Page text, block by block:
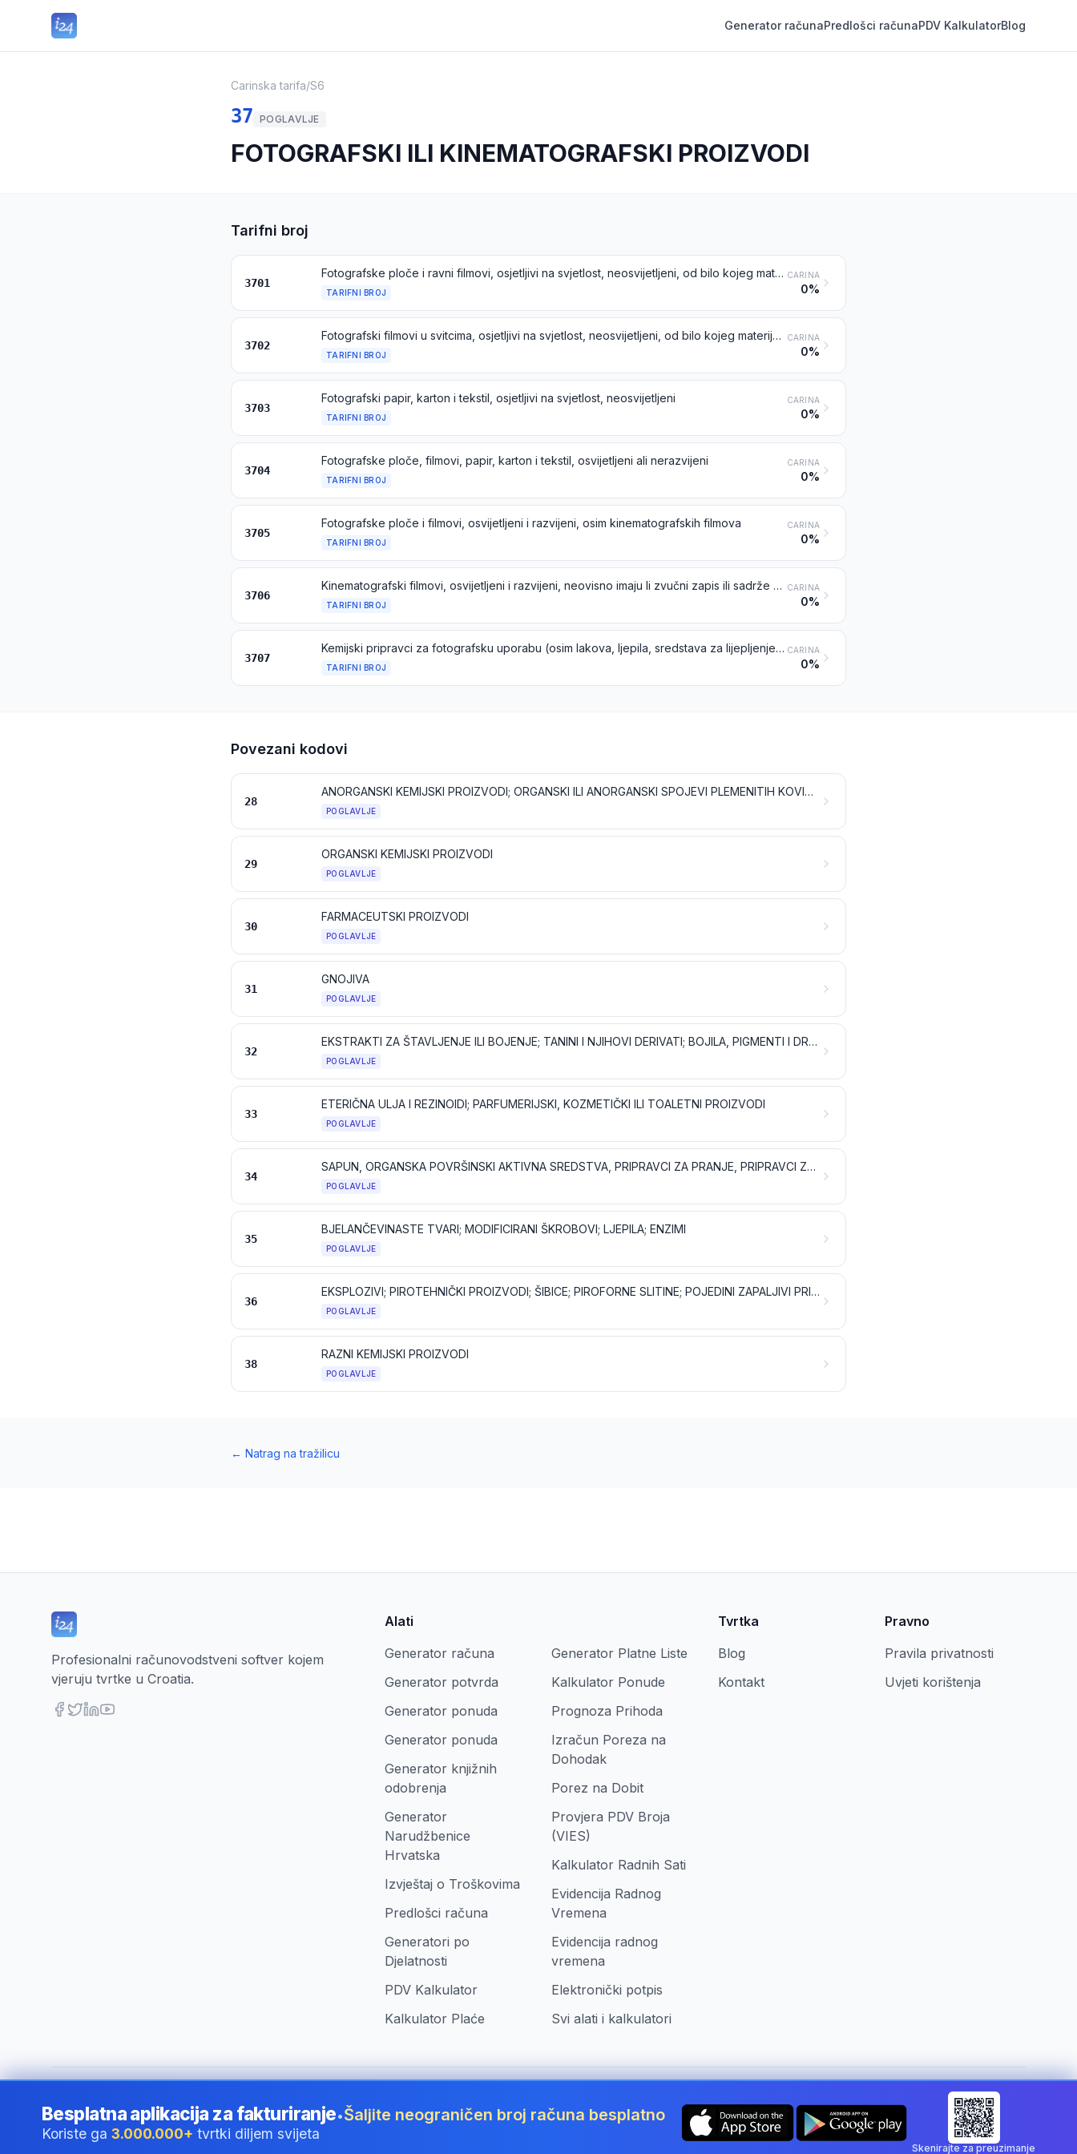
Generator računaPredlošci računaPDV KalkulatorBlog
Carinska tarifa/S6
37 POGLAVLJE
FOTOGRAFSKI ILI KINEMATOGRAFSKI PROIZVODI
Tarifni broj
3701
Fotografske ploče i ravni filmovi, osjetljivi na svjetlost, neosvijetljeni, od bilo kojeg materijala osim od papira, kartona ili tekstila; ravni filmovi za trenutnu (brzu) fotografiju, osjetljivi na svjetlost, neosvijetljeni, neovisno jesu li u kasetama ili ne
TARIFNI BROJ
CARINA
0%
3702
Fotografski filmovi u svitcima, osjetljivi na svjetlost, neosvijetljeni, od bilo kojeg materijala osim od papira, kartona ili tekstila; filmovi u svitcima za trenutne (brze) fotografije, osjetljivi na svjetlost, neosvijetljeni
TARIFNI BROJ
CARINA
0%
3703
Fotografski papir, karton i tekstil, osjetljivi na svjetlost, neosvijetljeni
TARIFNI BROJ
CARINA
0%
3704
Fotografske ploče, filmovi, papir, karton i tekstil, osvijetljeni ali nerazvijeni
TARIFNI BROJ
CARINA
0%
3705
Fotografske ploče i filmovi, osvijetljeni i razvijeni, osim kinematografskih filmova
TARIFNI BROJ
CARINA
0%
3706
Kinematografski filmovi, osvijetljeni i razvijeni, neovisno imaju li zvučni zapis ili sadrže samo zvučni zapis ili ne
TARIFNI BROJ
CARINA
0%
3707
Kemijski pripravci za fotografsku uporabu (osim lakova, ljepila, sredstava za lijepljenje i sličnih pripravaka); nepomiješani proizvodi za fotografsku uporabu, pripremljeni u odmjerene doze ili pripremljeni u pakiranja za pojedinačnu prodaju u obliku gotovom za uporabu
TARIFNI BROJ
CARINA
0%
Povezani kodovi
28
ANORGANSKI KEMIJSKI PROIZVODI; ORGANSKI ILI ANORGANSKI SPOJEVI PLEMENITIH KOVINA, KOVINA RIJETKIH ZEMALJA, RADIOAKTIVNIH ELEMENATA ILI IZOTOPA
POGLAVLJE
29
ORGANSKI KEMIJSKI PROIZVODI
POGLAVLJE
30
FARMACEUTSKI PROIZVODI
POGLAVLJE
31
GNOJIVA
POGLAVLJE
32
EKSTRAKTI ZA ŠTAVLJENJE ILI BOJENJE; TANINI I NJIHOVI DERIVATI; BOJILA, PIGMENTI I DRUGE TVARI ZA BOJENJE; BOJE I LAKOVI; KITOVI I DRUGE MASE ZA BRTVLJENJE; TISKARSKE BOJE I TINTE
POGLAVLJE
33
ETERIČNA ULJA I REZINOIDI; PARFUMERIJSKI, KOZMETIČKI ILI TOALETNI PROIZVODI
POGLAVLJE
34
SAPUN, ORGANSKA POVRŠINSKI AKTIVNA SREDSTVA, PRIPRAVCI ZA PRANJE, PRIPRAVCI ZA PODMAZIVANJE, UMJETNI VOSKOVI, PRIPREMLJENI VOSKOVI, PRIPRAVCI ZA POLIRANJE ILI RIBANJE, SVIJEĆE I SLIČNI PROIZVODI, PASTE ZA MODELIRANJE, „ZUBARSKI VOSKOVI” TE ZUBARSKI PRIPRAVCI NA OSNOVI SADRE
POGLAVLJE
35
BJELANČEVINASTE TVARI; MODIFICIRANI ŠKROBOVI; LJEPILA; ENZIMI
POGLAVLJE
36
EKSPLOZIVI; PIROTEHNIČKI PROIZVODI; ŠIBICE; PIROFORNE SLITINE; POJEDINI ZAPALJIVI PRIPRAVCI
POGLAVLJE
38
RAZNI KEMIJSKI PROIZVODI
POGLAVLJE
← Natrag na tražilicu
Profesionalni računovodstveni softver kojem
vjeruju tvrtke u Croatia.
Alati
Generator računa
Generator potvrda
Generator ponuda
Generator ponuda
Generator knjižnih
odobrenja
Generator
Narudžbenice
Hrvatska
Izvještaj o Troškovima
Predlošci računa
Generatori po
Djelatnosti
PDV Kalkulator
Kalkulator Plaće
Generator Platne Liste
Kalkulator Ponude
Prognoza Prihoda
Izračun Poreza na
Dohodak
Porez na Dobit
Provjera PDV Broja
(VIES)
Kalkulator Radnih Sati
Evidencija Radnog
Vremena
Evidencija radnog
vremena
Elektronički potpis
Svi alati i kalkulatori
Tvrtka
Blog
Kontakt
Pravno
Pravila privatnosti
Uvjeti korištenja
©2026i24 Limited. All rights reserved.•Za tvrtke u Croatia Promijeni državu: Croatia
Besplatna aplikacija za fakturiranje•Šaljite neograničen broj računa besplatno
Koriste ga 3.000.000+ tvrtki diljem svijeta
Skenirajte za preuzimanje